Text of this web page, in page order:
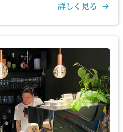
詳しく見る